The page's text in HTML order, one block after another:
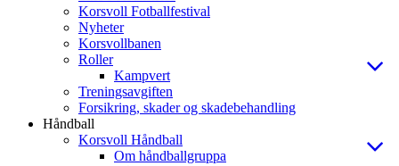
Korsvoll Fotballfestival
Nyheter
Korsvollbanen
Roller
Kampvert
Treningsavgiften
Forsikring, skader og skadebehandling
Håndball
Korsvoll Håndball
Om håndballgruppa